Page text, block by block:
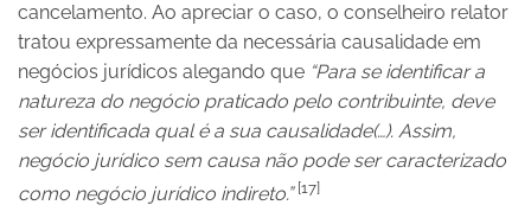
cancelamento. Ao apreciar o caso, o conselheiro relator
tratou expressamente da necessária causalidade em
negócios jurídicos alegando que “Para se identificar a
natureza do negócio praticado pelo contribuinte, deve
ser identificada qual é a sua causalidade(…). Assim,
negócio jurídico sem causa não pode ser caracterizado
como negócio jurídico indireto.”[17]